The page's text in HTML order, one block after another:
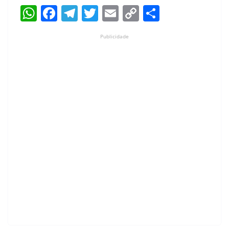
W F T T
w
itt
E
m
ai
C
Publicidade